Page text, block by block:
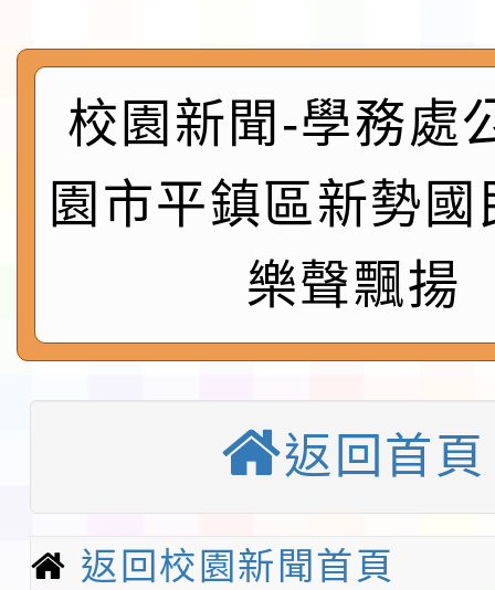
實施要點各1份
115年食農教育專業人
程
函轉國家通訊傳播委員
速演練執行計畫」
「115年金融知識線上
法」
本校115學年度第1學
第3次招考代課鐘點教
告(不再辦理後續甄選)
檢送「桃園市115學年
賽實施要點」1份
本市「115學年度學生
程安排一案
「桃園市補助參觀特色
請一案
報
淨零綠領人才培育課程
校園新聞-學務處
園市平鎮區新勢
樂聲飄揚
返回首頁
返回校園新聞首頁